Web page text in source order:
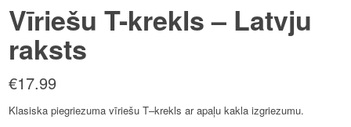
Vīriešu T-krekls – Latvju
raksts
€17.99
Klasiska piegriezuma vīriešu T–krekls ar apaļu kakla izgriezumu.